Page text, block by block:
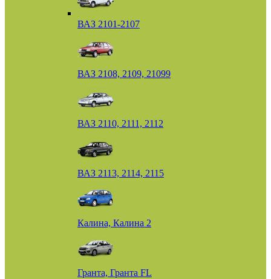
ВАЗ 2101-2107
ВАЗ 2108, 2109, 21099
ВАЗ 2110, 2111, 2112
ВАЗ 2113, 2114, 2115
Калина, Калина 2
Гранта, Гранта FL